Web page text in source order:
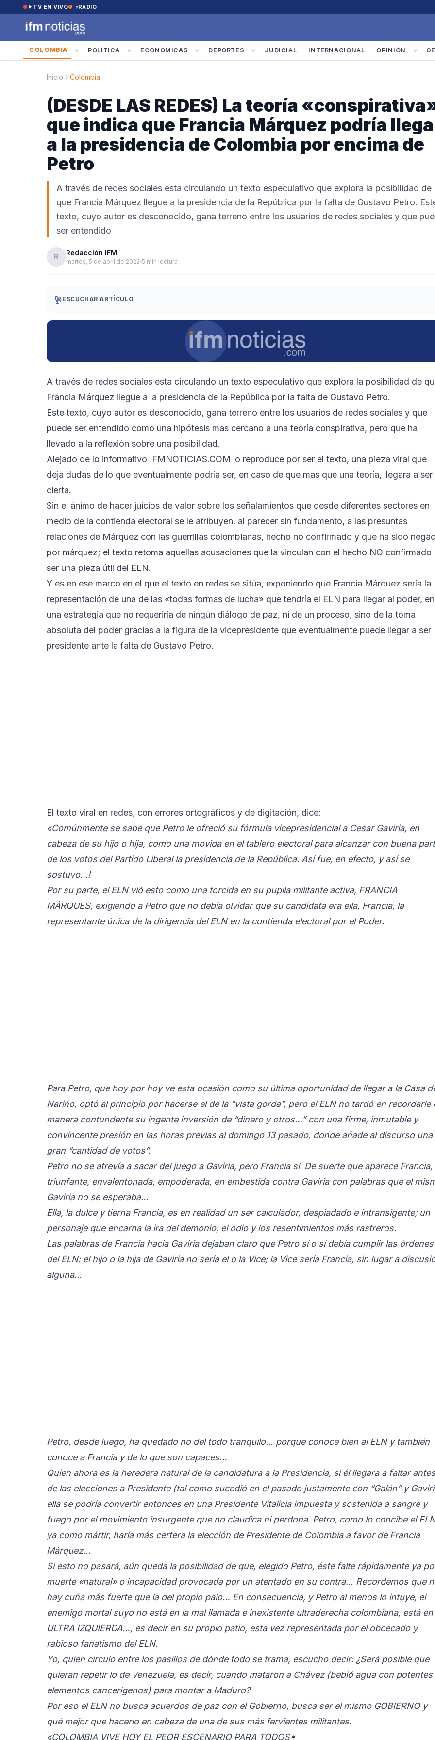
Saltar al contenido
TV EN VIVO RADIO
COLOMBIA POLÍTICA ECONÓMICAS DEPORTES JUDICIAL INTERNACIONAL OPINIÓN
Inicio Colombia
(DESDE LAS REDES) La teoría
que indica que Francia Márquez podría
a la presidencia de Colombia por encima de
Petro
A través de redes sociales esta circulando un texto especulativo que explora la posibilidad de
que Francia Márquez llegue a la presidencia de la República por la falta de Gustavo Petro.
texto, cuyo autor es desconocido, gana terreno entre los usuarios de redes sociales y que
ser entendido
R Redacción IFM
martes, 5 de abril de 2022 5 min lectura
ESCUCHAR ARTÍCULO
A través de redes sociales esta circulando un texto especulativo que explora la posibilidad de
Francia Márquez llegue a la presidencia de la República por la falta de Gustavo Petro.
Este texto, cuyo autor es desconocido, gana terreno entre los usuarios de redes sociales y que
puede ser entendido como una hipótesis mas cercano a una teoría conspirativa, pero que ha
llevado a la reflexión sobre una posibilidad.
Alejado de lo informativo IFMNOTICIAS.COM lo reproduce por ser el texto, una pieza viral que
deja dudas de lo que eventualmente podría ser, en caso de que mas que una teoría, llegara a ser
cierta.
Sin el ánimo de hacer juicios de valor sobre los señalamientos que desde diferentes sectores en
medio de la contienda electoral se le atribuyen, al parecer sin fundamento, a las presuntas
relaciones de Márquez con las guerrillas colombianas, hecho no confirmado y que ha sido
por márquez; el texto retoma aquellas acusaciones que la vinculan con el hecho NO confirmado
ser una pieza útil del ELN.
Y es en ese marco en el que el texto en redes se sitúa, exponiendo que Francia Márquez sería la
representación de una de las «todas formas de lucha» que tendría el ELN para llegar al poder, en
una estrategia que no requeriría de ningún diálogo de paz, ni de un proceso, sino de la toma
absoluta del poder gracias a la figura de la vicepresidente que eventualmente puede llegar a ser
presidente ante la falta de Gustavo Petro.
El texto viral en redes, con errores ortográficos y de digitación, dice:
«Comúnmente se sabe que Petro le ofreció su fórmula vicepresidencial a Cesar Gaviria, en
cabeza de su hijo o hija, como una movida en el tablero electoral para alcanzar con buena
de los votos del Partido Liberal la presidencia de la República. Así fue, en efecto, y así se
sostuvo…!
Por su parte, el ELN vió esto como una torcida en su pupila militante activa, FRANCIA
MÁRQUES, exigiendo a Petro que no debía olvidar que su candidata era ella, Francia, la
representante única de la dirigencia del ELN en la contienda electoral por el Poder.
Para Petro, que hoy por hoy ve esta ocasión como su última oportunidad de llegar a la Casa
Nariño, optó al principio por hacerse el de la “vista gorda”, pero el ELN no tardó en recordarle
manera contundente su ingente inversión de “dinero y otros…” con una firme, inmutable y
convincente presión en las horas previas al domingo 13 pasado, donde añade al discurso una
gran “cantidad de votos”.
Petro no se atrevía a sacar del juego a Gaviria, pero Francia sí. De suerte que aparece Francia,
triunfante, envalentonada, empoderada, en embestida contra Gaviria con palabras que el
Gaviria no se esperaba…
Ella, la dulce y tierna Francia, es en realidad un ser calculador, despiadado e intransigente; un
personaje que encarna la ira del demonio, el odio y los resentimientos más rastreros.
Las palabras de Francia hacia Gaviria dejaban claro que Petro sí o sí debía cumplir las órdenes
del ELN: el hijo o la hija de Gaviria no sería el o la Vice; la Vice sería Francia, sin lugar a
alguna…
Petro, desde luego, ha quedado no del todo tranquilo… porque conoce bien al ELN y también
conoce a Francia y de lo que son capaces…
Quien ahora es la heredera natural de la candidatura a la Presidencia, si él llegara a faltar antes
de las elecciones a Presidente (tal como sucedió en el pasado justamente con “Galán” y
ella se podría convertir entonces en una Presidente Vitalicia impuesta y sostenida a sangre y
fuego por el movimiento insurgente que no claudica ni perdona. Petro, como lo concibe el
ya como mártir, haría más certera la elección de Presidente de Colombia a favor de Francia
Márquez…
Si esto no pasará, aún queda la posibilidad de que, elegido Petro, éste falte rápidamente ya
muerte «natural» o incapacidad provocada por un atentado en su contra… Recordemos que
hay cuña más fuerte que la del propio palo… En consecuencia, y Petro al menos lo intuye, el
enemigo mortal suyo no está en la mal llamada e inexistente ultraderecha colombiana, está en
ULTRA IZQUIERDA…, es decir en su propio patio, esta vez representada por el obcecado y
rabioso fanatismo del ELN.
Yo, quien circulo entre los pasillos de dónde todo se trama, escucho decir: ¿Será posible que
quieran repetir lo de Venezuela, es decir, cuando mataron a Chávez (bebió agua con potentes
elementos cancerígenos) para montar a Maduro?
Por eso el ELN no busca acuerdos de paz con el Gobierno, busca ser el mismo GOBIERNO y
qué mejor que hacerlo en cabeza de una de sus más fervientes militantes.
«COLOMBIA VIVE HOY EL PEOR ESCENARIO PARA TODOS*